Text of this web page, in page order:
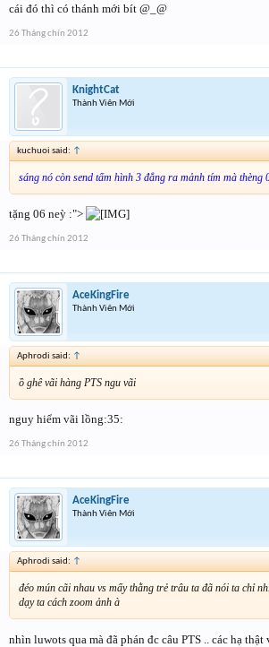
cái đó thì có thánh mới bít @_@
26 Tháng chín 2012
KnightCat
Thành Viên Mới
kuchuoi said: ↑
sáng nó còn send tấm hình 3 đẳng ra mảnh tím mà thèng
tặng 06 neỳ :">
26 Tháng chín 2012
AceKingFire
Thành Viên Mới
Aphrodi said: ↑
ồ ghê vãi hàng PTS ngu vãi
nguy hiểm vãi lồng:35:
26 Tháng chín 2012
AceKingFire
Thành Viên Mới
Aphrodi said: ↑
đéo mún cãi nhau vs mấy thằng trẻ trâu ta đã nói ta chỉ
dạy ta cách zoom ảnh à
nhìn luwots qua mà đã phán đc câu PTS .. các hạ